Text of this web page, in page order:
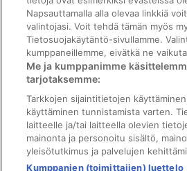
Oikeudelliset tiedot / ota meihin yhteyttä
Sisältövaatimukset ja ilmoituksen
Tuki
Ota yhteyttä
Varauksen muuttaminen tai peruuttaminen
Varaa lento lentoyhtiön hyvityskupongeilla
Hyvityksen hakeminen ja aikarajat
Napsauttamalla alla olevaa linkkiä
valintojasi. Voit tehdä tämän myös
Tietosuojakäytäntö-sivullamme.
kumppaneillemme, eivätkä ne
Me ja kumppanimme
tarjotaksemme:
Tarkkojen sijaintitietojen
käyttäminen tunnistamista varten.
laitteelle ja/tai laitteella olevien
mainonta ja personoitu sisältö,
yleisötutkimus ja palvelujen
Kumppanien (toimittajien) luettelo